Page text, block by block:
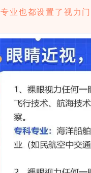
专业也都设置了视力